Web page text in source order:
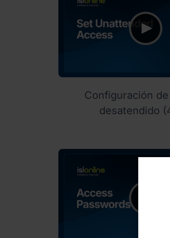
Configuración
desatendido